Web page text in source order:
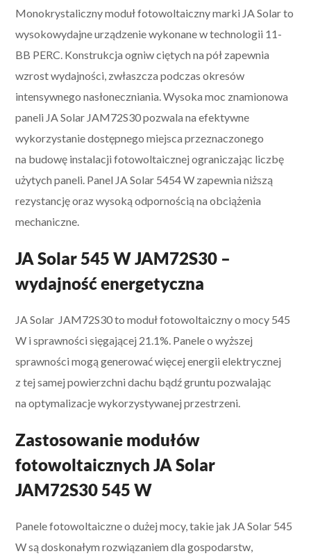
Monokrystaliczny moduł fotowoltaiczny marki JA Solar to
wysokowydajne urządzenie wykonane w technologii 11-
BB PERC. Konstrukcja ogniw ciętych na pół zapewnia
wzrost wydajności, zwłaszcza podczas okresów
intensywnego nasłoneczniania. Wysoka moc znamionowa
paneli JA Solar JAM72S30 pozwala na efektywne
wykorzystanie dostępnego miejsca przeznaczonego
na budowę instalacji fotowoltaicznej ograniczając liczbę
użytych paneli. Panel JA Solar 5454 W zapewnia niższą
rezystancję oraz wysoką odpornością na obciążenia
mechaniczne.
JA Solar 545 W JAM72S30 –
wydajność energetyczna
JA Solar JAM72S30 to moduł fotowoltaiczny o mocy 545
W i sprawności sięgającej 21.1%. Panele o wyższej
sprawności mogą generować więcej energii elektrycznej
z tej samej powierzchni dachu bądź gruntu pozwalając
na optymalizacje wykorzystywanej przestrzeni.
Zastosowanie modułów
fotowoltaicznych JA Solar
JAM72S30 545 W
Panele fotowoltaiczne o dużej mocy, takie jak JA Solar 545
W są doskonałym rozwiązaniem dla gospodarstw,